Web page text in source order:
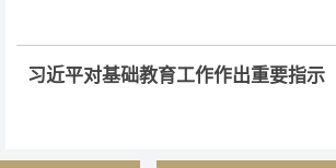
习近平对基础教育工作作出重要指示